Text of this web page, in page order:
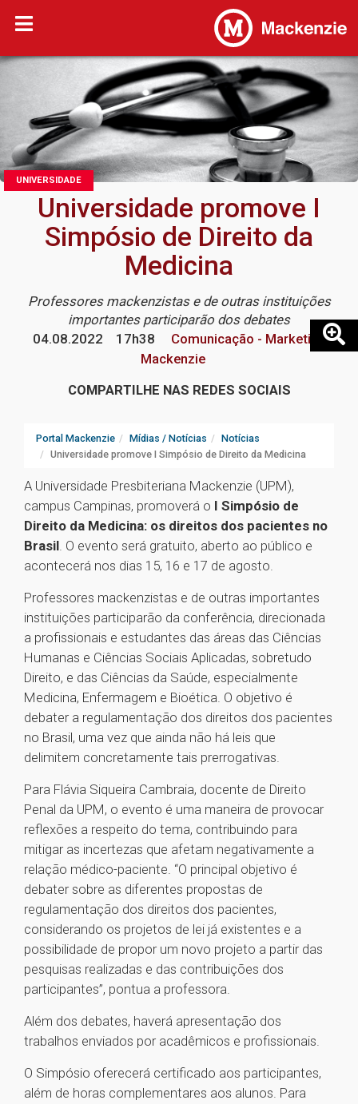
UNIVERSIDADE
Universidade promove I
Simpósio de Direito da
Medicina
Professores mackenzistas e de outras instituições
importantes participarão dos debates
04.08.2022
17h38
Comunicação - Marketing
Mackenzie
COMPARTILHE NAS REDES SOCIAIS
Portal Mackenzie Mídias / Notícias
Notícias
Universidade promove I Simpósio de Direito da Medicina
A Universidade Presbiteriana Mackenzie (UPM),
campus Campinas, promoverá o I Simpósio de
Direito da Medicina: os direitos dos pacientes no
Brasil. O evento será gratuito, aberto ao público e
acontecerá nos dias 15, 16 e 17 de agosto.
Professores mackenzistas e de outras importantes
instituições participarão da conferência, direcionada
a profissionais e estudantes das áreas das Ciências
Humanas e Ciências Sociais Aplicadas, sobretudo
Direito, e das Ciências da Saúde, especialmente
Medicina, Enfermagem e Bioética. O objetivo é
debater a regulamentação dos direitos dos pacientes
no Brasil, uma vez que ainda não há leis que
delimitem concretamente tais prerrogativas.
Para Flávia Siqueira Cambraia, docente de Direito
Penal da UPM, o evento é uma maneira de provocar
reflexões a respeito do tema, contribuindo para
mitigar as incertezas que afetam negativamente a
relação médico-paciente. “O principal objetivo é
debater sobre as diferentes propostas de
regulamentação dos direitos dos pacientes,
considerando os projetos de lei já existentes e a
possibilidade de propor um novo projeto a partir das
pesquisas realizadas e das contribuições dos
participantes”, pontua a professora.
Além dos debates, haverá apresentação dos
trabalhos enviados por acadêmicos e profissionais.
O Simpósio oferecerá certificado aos participantes,
além de horas complementares aos alunos. Para